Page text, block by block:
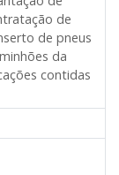
de
de pneus
da
contidas